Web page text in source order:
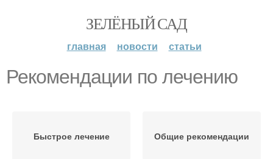
ЗЕЛЁНЫЙ САД
главная новости статьи
Рекомендации по лечению
Быстрое лечение Общие рекомендации